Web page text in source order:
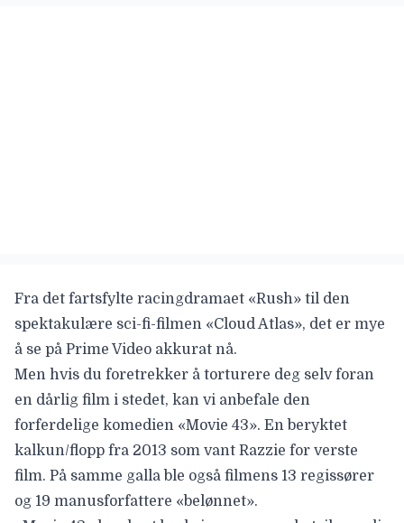
Fra det fartsfylte racingdramaet «Rush» til den
spektakulære sci-fi-filmen «Cloud Atlas», det er mye
å se på Prime Video akkurat nå.
Men hvis du foretrekker å torturere deg selv foran
en dårlig film i stedet, kan vi anbefale den
forferdelige komedien «Movie 43». En beryktet
kalkun/flopp fra 2013 som vant Razzie for verste
film. På samme galla ble også filmens 13 regissører
og 19 manusforfattere «belønnet».